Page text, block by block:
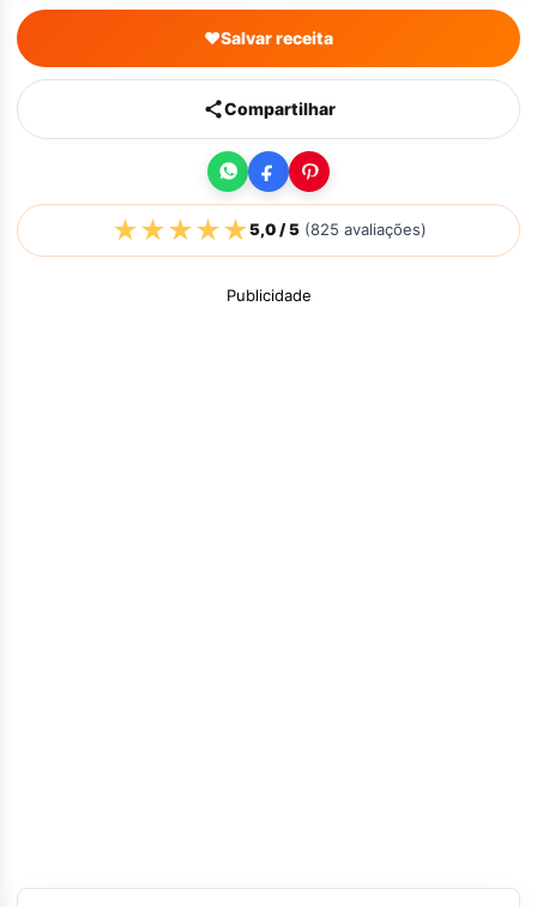
♥Salvar receita
Compartilhar
★★★★★5,0/ 5(825 avaliações)
Publicidade